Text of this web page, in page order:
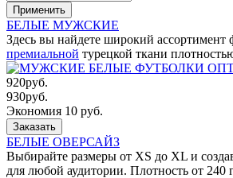
Применить
БЕЛЫЕ МУЖСКИЕ
Здесь вы найдете широкий ассортимент
премиальной турецкой ткани
920руб.
930руб.
Экономия 10 руб.
Заказать
БЕЛЫЕ ОВЕРСАЙЗ
Выбирайте размеры от XS до XL и
для любой аудитории. Плотность от 240